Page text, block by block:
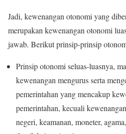
Jadi, kewenangan otonomi yang
merupakan kewenangan otonomi
jawab. Berikut prinsip-prinsip
Prinsip otonomi seluas-luasnya,
kewenangan mengurus serta
pemerintahan yang mencakup
pemerintahan, kecuali
negeri, keamanan, moneter,